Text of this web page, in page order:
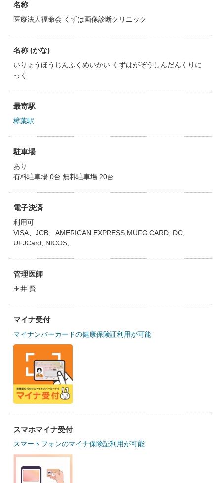
名称
医療法人福命会 くずは画像診断クリニック
名称 (かな)
いりょうほうじんふくめいかい くずはがぞうしんだんくりに
っく
最寄駅
樟葉駅
駐車場
あり
有料駐車場:0台 無料駐車場:20台
電子決済
利用可
VISA、JCB、AMERICAN EXPRESS,MUFG CARD, DC,
UFJCard, NICOS,
管理医師
玉井 賢
マイナ受付
マイナンバーカードの健康保険証利用が可能
スマホマイナ受付
スマートフォンのマイナ保険証利用が可能